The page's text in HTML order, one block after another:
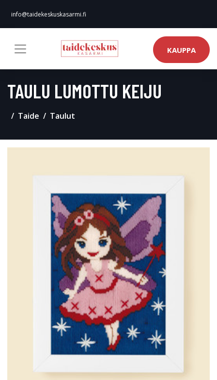
info@taidekeskuskasarmi.fi
KAUPPA
TAULU LUMOTTU KEIJU
Taide Taulut